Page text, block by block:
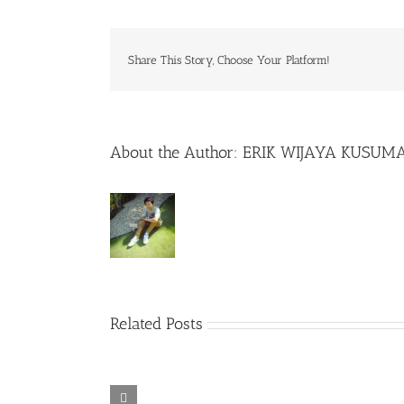
Share This Story, Choose Your Platform!
About the Author: ERIK WIJAYA
Related Posts